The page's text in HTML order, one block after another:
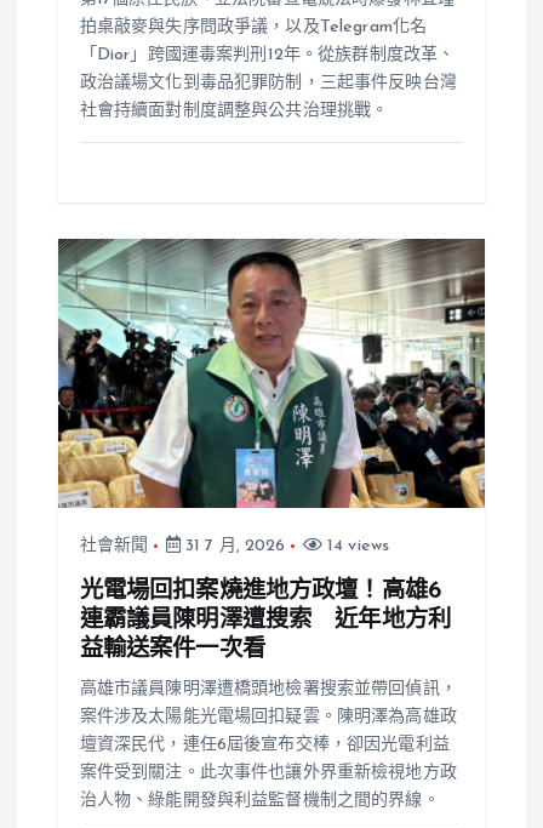
拍桌敲麥與失序問政爭議，以及Telegram化名
「Dior」跨國運毒案判刑12年。從族群制度改革、
政治議場文化到毒品犯罪防制，三起事件反映台灣
社會持續面對制度調整與公共治理挑戰。
社會新聞 31 7 月, 2026 14 views
光電場回扣案燒進地方政壇！高雄6
連霸議員陳明澤遭搜索 近年地方利
益輸送案件一次看
高雄市議員陳明澤遭橋頭地檢署搜索並帶回偵訊，
案件涉及太陽能光電場回扣疑雲。陳明澤為高雄政
壇資深民代，連任6屆後宣布交棒，卻因光電利益
案件受到關注。此次事件也讓外界重新檢視地方政
治人物、綠能開發與利益監督機制之間的界線。